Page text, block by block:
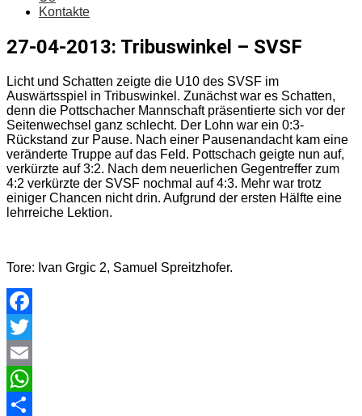
Kontakte
27-04-2013: Tribuswinkel – SVSF
Licht und Schatten zeigte die U10 des SVSF im
Auswärtsspiel in Tribuswinkel. Zunächst war es Schatten,
denn die Pottschacher Mannschaft präsentierte sich vor der
Seitenwechsel ganz schlecht. Der Lohn war ein 0:3-
Rückstand zur Pause. Nach einer Pausenandacht kam eine
veränderte Truppe auf das Feld. Pottschach geigte nun auf,
verkürzte auf 3:2. Nach dem neuerlichen Gegentreffer zum
4:2 verkürzte der SVSF nochmal auf 4:3. Mehr war trotz
einiger Chancen nicht drin. Aufgrund der ersten Hälfte eine
lehrreiche Lektion.
Tore: Ivan Grgic 2, Samuel Spreitzhofer.
Facebook
Twitter
Email
WhatsApp